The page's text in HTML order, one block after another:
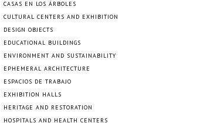
CASAS EN LOS ÁRBOLES
CULTURAL CENTERS AND EXHIBITION
DESIGN OBJECTS
EDUCATIONAL BUILDINGS
ENVIRONMENT AND SUSTAINABILITY
EPHEMERAL ARCHITECTURE
ESPACIOS DE TRABAJO
EXHIBITION HALLS
HERITAGE AND RESTORATION
HOSPITALS AND HEALTH CENTERS